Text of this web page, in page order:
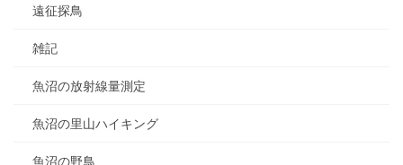
遠征探鳥
雑記
魚沼の放射線量測定
魚沼の里山ハイキング
魚沼の野鳥